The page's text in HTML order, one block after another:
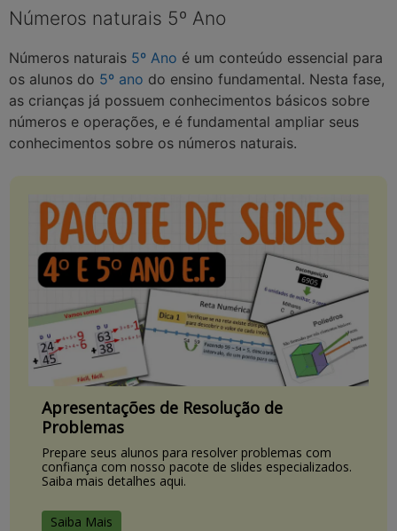
Números naturais 5º Ano
Números naturais 5º Ano é um conteúdo essencial para
os alunos do 5º ano do ensino fundamental. Nesta fase,
as crianças já possuem conhecimentos básicos sobre
números e operações, e é fundamental ampliar seus
conhecimentos sobre os números naturais.
Apresentações de Resolução de
Problemas
Prepare seus alunos para resolver problemas com
confiança com nosso pacote de slides especializados.
Saiba mais detalhes aqui.
Saiba Mais